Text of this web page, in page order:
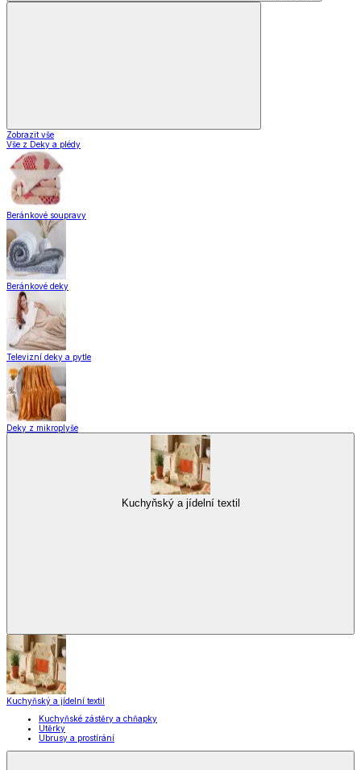
Zobrazit vše
Vše z Deky a plédy
Beránkové soupravy
Beránkové deky
Televizní deky a pytle
Deky z mikroplyše
Kuchyňský a jídelní textil
Kuchyňský a jídelní textil
Kuchyňské zástěry a chňapky
Utěrky
Ubrusy a prostírání